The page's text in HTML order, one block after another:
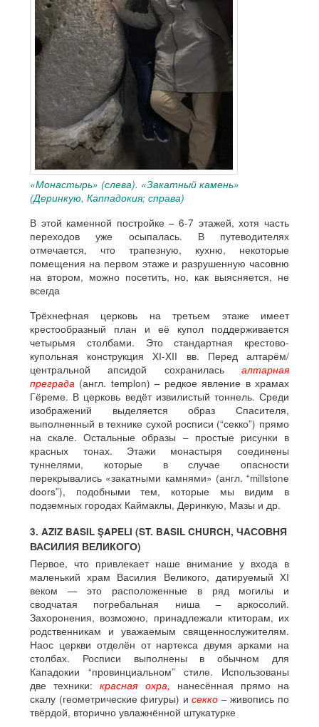
«Монастырь» (слева). «Закатный камень»
(Деринкую, Каппадокия; справа)
В этой каменной постройке – 6-7 этажей, хотя часть
переходов уже осыпалась. В путеводителях
отмечается, что трапезную, кухню, некоторые
помещения на первом этаже и разрушенную часовню
на втором, можно посетить, но, как выясняется, не
всегда
Трёхнефная церковь на третьем этаже имеет
крестообразный план и её купол поддерживается
четырьмя столбами. Это стандартная крестово-
купольная конструкция XI-XII вв. Перед алтарём/
центральной апсидой сохранилась алтарная
преграда (англ. templon) – редкое явление в храмах
Гёреме. В церковь ведёт извилистый тоннель. Среди
изображений выделяется образ Спасителя,
выполненный в технике сухой росписи (“секко”) прямо
на скале. Остальные образы – простые рисунки в
красных тонах. Этажи монастыря соединены
туннелями, которые в случае опасности
перекрывались «закатными камнями» (англ. “millstone
doors”), подобными тем, которые мы видим в
подземных городах Каймаклы, Деринкую, Мазы и др.
3. AZIZ BASIL ŞAPELI (ST. BASIL CHURCH, ЧАСОВНЯ
ВАСИЛИЯ ВЕЛИКОГО)
Первое, что привлекает наше внимание у входа в
маленький храм Василия Великого, датируемый XI
веком — это расположенные в ряд могилы и
сводчатая погребальная ниша – аркосолий.
Захоронения, возможно, принадлежали ктиторам, их
родственникам и уважаемым священнослужителям.
Наос церкви отделён от нартекса двумя арками на
столбах. Росписи выполнены в обычном для
Кападокии “провинциальном” стиле. Использованы
две техники:красная охра, нанесённая прямо на
скалу (геометрические фигуры) исекко – живопись по
твёрдой, вторично увлажнённой штукатурке